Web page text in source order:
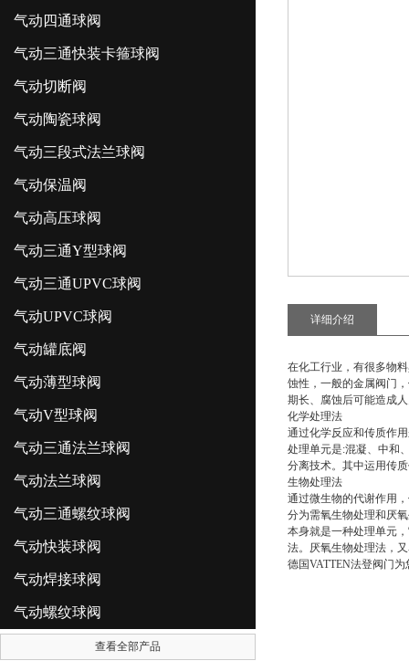
气动四通球阀
气动三通快装卡箍球阀
气动切断阀
气动陶瓷球阀
气动三段式法兰球阀
气动保温阀
气动高压球阀
气动三通Y型球阀
气动三通UPVC球阀
气动UPVC球阀
气动罐底阀
气动薄型球阀
气动V型球阀
气动三通法兰球阀
气动法兰球阀
气动三通螺纹球阀
气动快装球阀
气动焊接球阀
气动螺纹球阀
查看全部产品
详细介绍
在化工行业，有很多物
蚀性，一般的金属阀门
期长、腐蚀后可能造成
化学处理法
通过化学反应和传质作
处理单元是:混凝、中和
分离技术。其中运用传
生物处理法
通过微生物的代谢作用
分为需氧生物处理和厌
本身就是一种处理单元
法。厌氧生物处理法，
德国VATTEN法登阀门